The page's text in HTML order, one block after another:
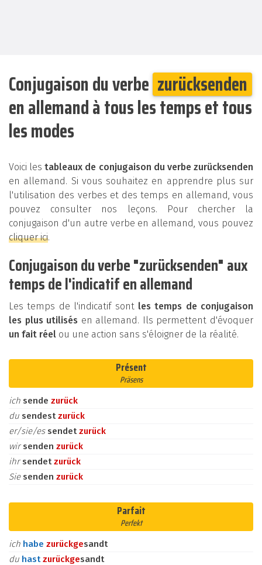
Conjugaison du verbe zurücksenden
en allemand à tous les temps et tous
les modes
Voici lestableaux de conjugaison du verbe zurücksenden
en allemand. Si vous souhaitez en apprendre plus sur
l'utilisation des verbes et des temps en allemand, vous
pouvez consulter nos leçons. Pour chercher la
conjugaison d'un autre verbe en allemand, vous pouvez
cliquer ici.
Conjugaison du verbe "zurücksenden" aux
temps de l'indicatif en allemand
Les temps de l'indicatif sont les temps de conjugaison
les plus utilisés en allemand. Ils permettent d'évoquer
un fait réel ou une action sans s'éloigner de la réalité.
Présent
Präsens
ich sende zurück
du sendestzurück
er/sie/es sendetzurück
wirsenden zurück
ihrsendetzurück
Sie senden zurück
Parfait
Perfekt
ich habe zurückgesandt
du hastzurückgesandt